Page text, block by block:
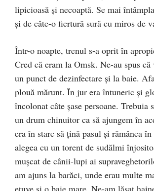
lipicioasă şi necoaptă. Se mai
şi de câte-o fiertură sură cu miros de
Într-o noapte, trenul s-a oprit în
Cred că eram la Omsk. Ne-au spus
un punct de dezinfectare şi la baie.
plouă mărunt. În jur era întuneric şi
încolonat câte şase persoane. Trebuia
un drum chinuitor ca să ajungem în
era în stare să ţină pasul şi rămânea
alegea cu un torent de sudălmi
muşcat de cânii-lupi ai
am ajuns la barăci, unde erau multe
etuve şi o baie mare. Ne-am lăsat